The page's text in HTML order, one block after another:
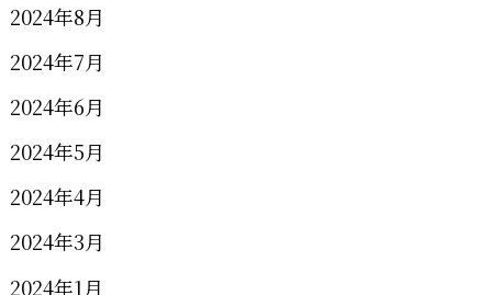
2024年8月
2024年7月
2024年6月
2024年5月
2024年4月
2024年3月
2024年1月